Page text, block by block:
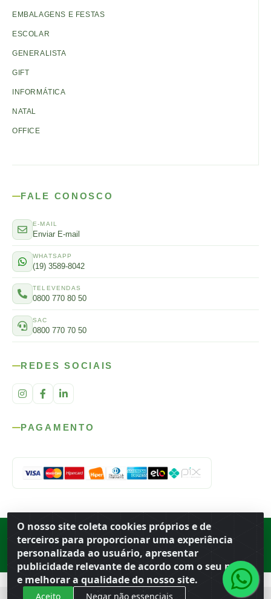
O nosso site coleta cookies próprios e de
terceiros para proporcionar uma experiência
personalizada ao usuário, apresentar
publicidade relevante de acordo com o seu perfil
e melhorar a qualidade do nosso site.
Aceito Negar não essenciais
EMBALAGENS E FESTAS
ESCOLAR
GENERALISTA
GIFT
INFORMÁTICA
NATAL
OFFICE
FALE CONOSCO
E-MAIL
Enviar E-mail
WHATSAPP
(19) 3589-8042
TELEVENDAS
0800 770 80 50
SAC
0800 770 70 50
REDES SOCIAIS
PAGAMENTO
Porto Ferreira ·BR
13.669-899· CNPJ 56.679.863/0001-91
© 2026 Atacado Ideal